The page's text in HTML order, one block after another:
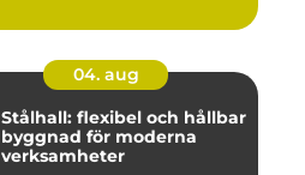
04. aug
Stålhall: flexibel och hållbar
byggnad för moderna
verksamheter